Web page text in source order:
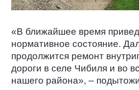
«В ближайшее время
нормативное состояние.
продолжится ремонт
дороги в селе Чибиля и во
нашего района», –